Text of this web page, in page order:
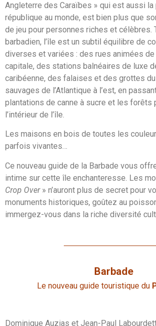
Angleterre des Caraïbes » qui est aussi la
république au monde, est bien plus que
de jeu pour personnes riches et célèbres.
barbadien, l’île est un subtil équilibre de
diverses et variées : des rues animées
capitale, des stations balnéaires de luxe
caribéenne, des falaises et des grottes
sauvages de l’Atlantique à l’est, en
plantations de canne à sucre et les forêts
l’intérieur de l’île.
Les maisons en bois de toutes les
parfois vivantes…
Ce nouveau guide de la Barbade vous
intime sur cette île enchanteresse. Les
Crop Over» n’auront plus de secret pour
monuments historiques, goûtez au
immergez-vous dans la riche diversité
Barbade
Le nouveau guide touristique du
Dominique Auzias et Jean-Paul